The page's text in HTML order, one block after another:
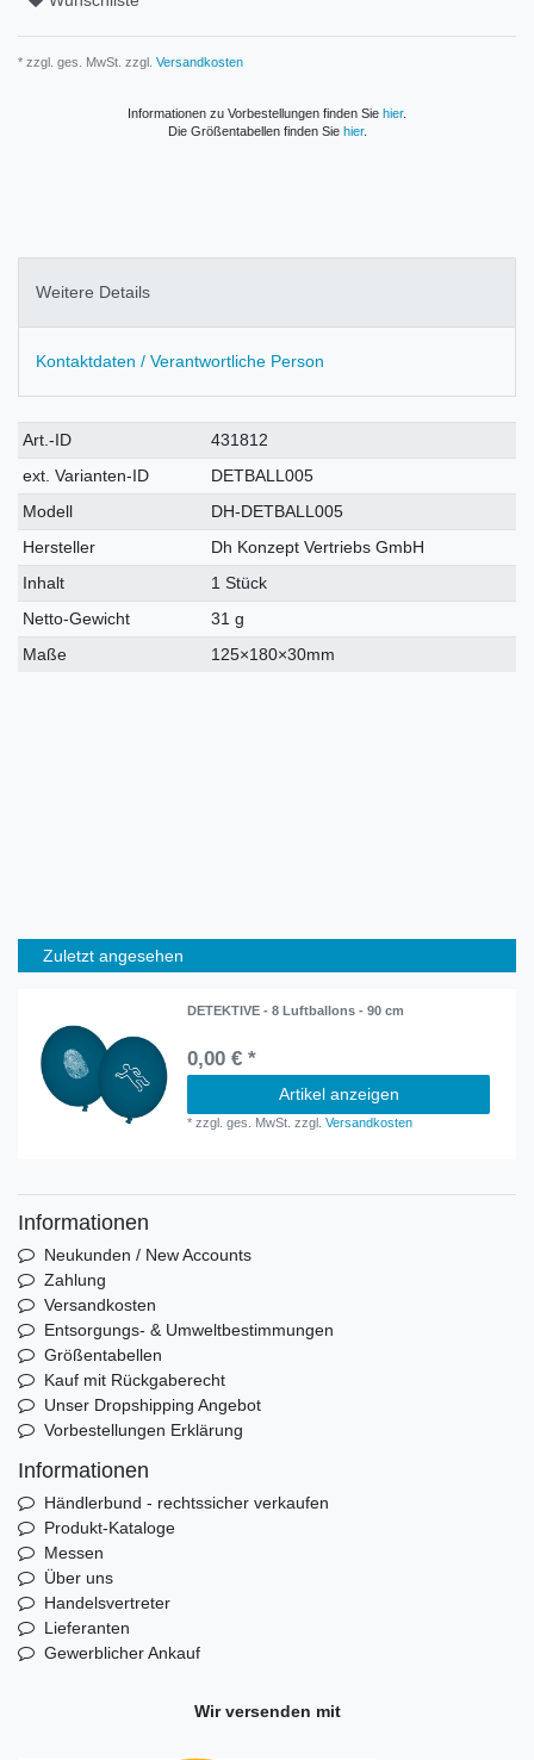
* zzgl. ges. MwSt. zzgl. Versandkosten
Informationen zu Vorbestellungen finden Sie hier.
Die Größentabellen finden Sie hier.
Weitere Details
Kontaktdaten / Verantwortliche Person
Technisches
Merkmal
Wert
Art.-ID
431812
ext. Varianten-ID
DETBALL005
Modell
DH-DETBALL005
Hersteller
Dh Konzept Vertriebs GmbH
Inhalt
1 Stück
Netto-Gewicht
31 g
Maße
125×180×30mm
Zuletzt angesehen
DETEKTIVE - 8 Luftballons - 90 cm
0,00 € *
Artikel anzeigen
*zzgl. ges. MwSt. zzgl.Versandkosten
Informationen
Neukunden / New Accounts
Zahlung
Versandkosten
Entsorgungs- & Umweltbestimmungen
Größentabellen
Kauf mit Rückgaberecht
Unser Dropshipping Angebot
Vorbestellungen Erklärung
Informationen
Händlerbund - rechtssicher verkaufen
Produkt-Kataloge
Messen
Über uns
Handelsvertreter
Lieferanten
Gewerblicher Ankauf
Wir versenden mit